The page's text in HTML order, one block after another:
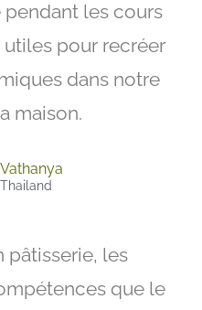
les cours
pour recréer
dans notre
maison.
Vathanya
Thailand
pâtisserie, les
que le